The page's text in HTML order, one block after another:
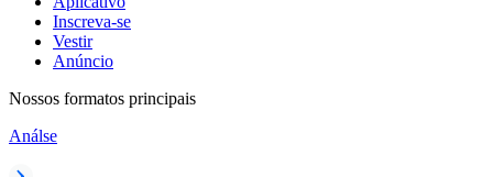
Inscreva-se
Vestir
Anúncio
Nossos formatos principais
Análse